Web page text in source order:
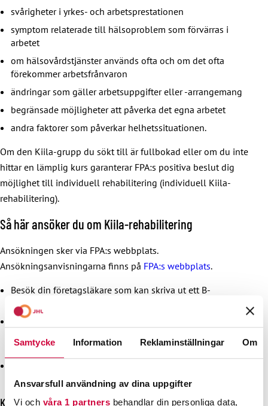
Samtycke Information Reklaminställningar Om
Ansvarsfull användning av dina uppgifter
Vi och våra 1 partners behandlar din personliga data,
svårigheter i yrkes- och arbetsprestationen
symptom relaterade till hälsoproblem som förvärras i
arbetet
om hälsovårdstjänster används ofta och om det ofta
förekommer arbetsfrånvaron
ändringar som gäller arbetsuppgifter eller -arrangemang
begränsade möjligheter att påverka det egna arbetet
andra faktorer som påverkar helhetssituationen.
Om den Kiila-grupp du sökt till är fullbokad eller om du inte
hittar en lämplig kurs garanterar FPA:s positiva beslut dig
möjlighet till individuell rehabilitering (individuell Kiila-
rehabilitering).
Så här ansöker du om Kiila-rehabilitering
Ansökningen sker via FPA:s webbplats.
Ansökningsanvisningarna finns på FPA:s webbplats.
Besök din företagsläkare som kan skriva ut ett B-
utlåtande.
Fyll i tillsammans med din chef: FPA KU 200r Yrkesinriktad
Ansökan till yrkesinriktad rehabilitering.
elektroniskt eller per post.
Kostnader